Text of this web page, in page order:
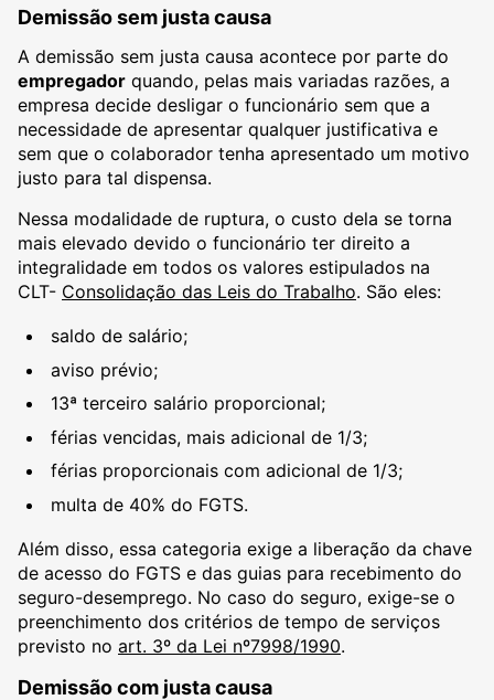
Demissão sem justa causa
A demissão sem justa causa acontece por parte do
empregador quando, pelas mais variadas razões, a
empresa decide desligar o funcionário sem que a
necessidade de apresentar qualquer justificativa e
sem que o colaborador tenha apresentado um motivo
justo para tal dispensa.
Nessa modalidade de ruptura, o custo dela se torna
mais elevado devido o funcionário ter direito a
integralidade em todos os valores estipulados na
CLT- Consolidação das Leis do Trabalho. São eles:
saldo de salário;
aviso prévio;
13ª terceiro salário proporcional;
férias vencidas, mais adicional de 1/3;
férias proporcionais com adicional de 1/3;
multa de 40% do FGTS.
Além disso, essa categoria exige a liberação da chave
de acesso do FGTS e das guias para recebimento do
seguro-desemprego. No caso do seguro, exige-se o
preenchimento dos critérios de tempo de serviços
previsto no art. 3º da Lei nº7998/1990.
Demissão com justa causa